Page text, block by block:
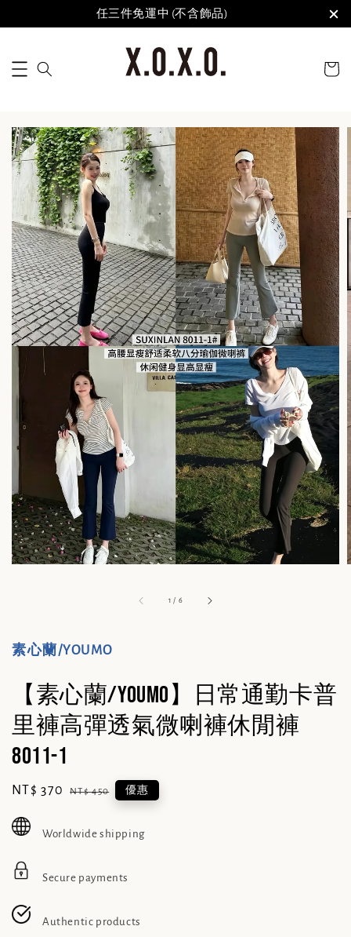
任三件免運中 (不含飾品)
1 / 6
素心蘭/YOUMO
【素心蘭/YOUMO】日常通勤卡普
里褲高彈透氣微喇褲休閒褲
8011-1
Sale
NT$ 370 Regular
NT$ 450 優惠
Worldwide shipping
Secure payments
Authentic products